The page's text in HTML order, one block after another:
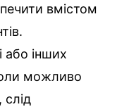
вмістом
або інших
можливо
слід